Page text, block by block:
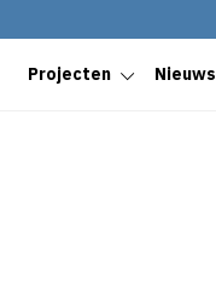
Projecten Nieuws